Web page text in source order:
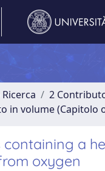
2
in volume (Capitolo
containing a
oxygen